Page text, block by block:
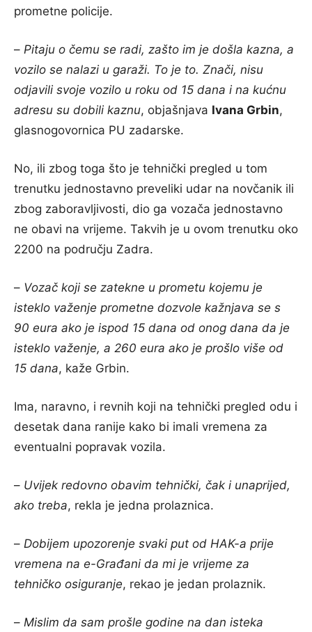
prometne policije.
– Pitaju o čemu se radi, zašto im je došla kazna, a
vozilo se nalazi u garaži. To je to. Znači, nisu
odjavili svoje vozilo u roku od 15 dana i na kućnu
adresu su dobili kaznu, objašnjava Ivana Grbin,
glasnogovornica PU zadarske.
No, ili zbog toga što je tehnički pregled u tom
trenutku jednostavno preveliki udar na novčanik ili
zbog zaboravljivosti, dio ga vozača jednostavno
ne obavi na vrijeme. Takvih je u ovom trenutku oko
2200 na području Zadra.
– Vozač koji se zatekne u prometu kojemu je
isteklo važenje prometne dozvole kažnjava se s
90 eura ako je ispod 15 dana od onog dana da je
isteklo važenje, a 260 eura ako je prošlo više od
15 dana, kaže Grbin.
Ima, naravno, i revnih koji na tehnički pregled odu i
desetak dana ranije kako bi imali vremena za
eventualni popravak vozila.
– Uvijek redovno obavim tehnički, čak i unaprijed,
ako treba, rekla je jedna prolaznica.
– Dobijem upozorenje svaki put od HAK-a prije
vremena na e-Građani da mi je vrijeme za
tehničko osiguranje, rekao je jedan prolaznik.
– Mislim da sam prošle godine na dan isteka